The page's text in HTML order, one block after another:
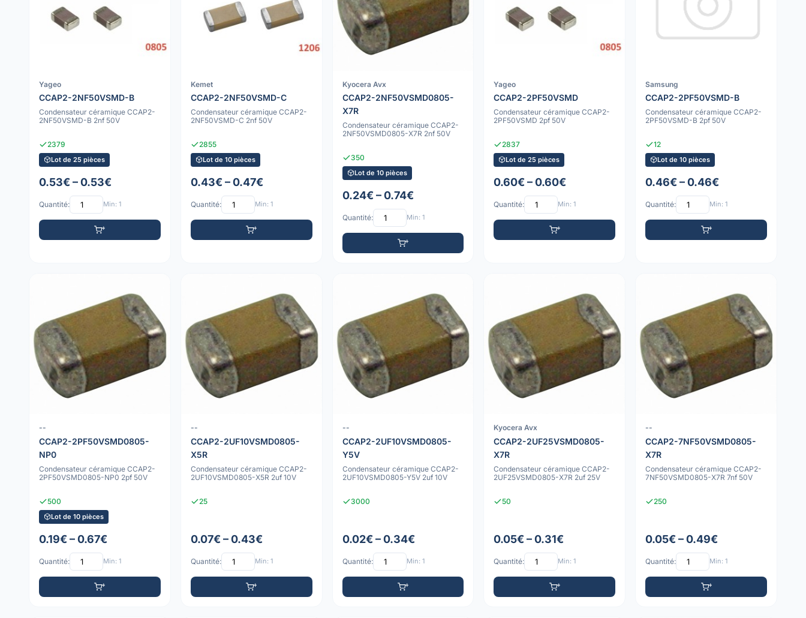
Yageo
CCAP2-2NF50VSMD-B
Condensateur céramique CCAP2-
2NF50VSMD-B 2nf 50V
2379
Lot de 25 pièces
0.53€ – 0.53€
Quantité: Min: 1
Kemet
CCAP2-2NF50VSMD-C
Condensateur céramique CCAP2-
2NF50VSMD-C 2nf 50V
2855
Lot de 10 pièces
0.43€ – 0.47€
Quantité: Min: 1
Kyocera Avx
CCAP2-2NF50VSMD0805-
X7R
Condensateur céramique CCAP2-
2NF50VSMD0805-X7R 2nf 50V
350
Lot de 10 pièces
0.24€ – 0.74€
Quantité: Min: 1
Yageo
CCAP2-2PF50VSMD
Condensateur céramique CCAP2-
2PF50VSMD 2pf 50V
2837
Lot de 25 pièces
0.60€ – 0.60€
Quantité: Min: 1
Samsung
CCAP2-2PF50VSMD-B
Condensateur céramique CCAP2-
2PF50VSMD-B 2pf 50V
12
Lot de 10 pièces
0.46€ – 0.46€
Quantité: Min: 1
--
CCAP2-2PF50VSMD0805-
NP0
Condensateur céramique CCAP2-
2PF50VSMD0805-NP0 2pf 50V
500
Lot de 10 pièces
0.19€ – 0.67€
Quantité: Min: 1
--
CCAP2-2UF10VSMD0805-
X5R
Condensateur céramique CCAP2-
2UF10VSMD0805-X5R 2uf 10V
25
0.07€ – 0.43€
Quantité: Min: 1
--
CCAP2-2UF10VSMD0805-
Y5V
Condensateur céramique CCAP2-
2UF10VSMD0805-Y5V 2uf 10V
3000
0.02€ – 0.34€
Quantité: Min: 1
Kyocera Avx
CCAP2-2UF25VSMD0805-
X7R
Condensateur céramique CCAP2-
2UF25VSMD0805-X7R 2uf 25V
50
0.05€ – 0.31€
Quantité: Min: 1
--
CCAP2-7NF50VSMD0805-
X7R
Condensateur céramique CCAP2-
7NF50VSMD0805-X7R 7nf 50V
250
0.05€ – 0.49€
Quantité: Min: 1